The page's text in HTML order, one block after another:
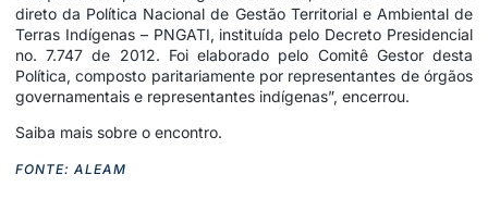
direto da Política Nacional de Gestão Territorial e Ambiental de
Terras Indígenas – PNGATI, instituída pelo Decreto Presidencial
no. 7.747 de 2012. Foi elaborado pelo Comitê Gestor desta
Política, composto paritariamente por representantes de órgãos
governamentais e representantes indígenas”, encerrou.
Saiba mais sobre o encontro.
FONTE: ALEAM